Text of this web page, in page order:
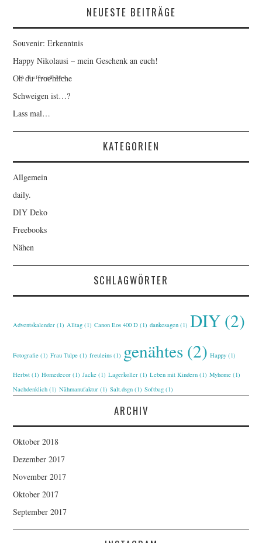
NEUESTE BEITRÄGE
Souvenir: Erkenntnis
Happy Nikolausi – mein Geschenk an euch!
Oͦhͪ dͩuͧ ᶠfͬrͦoͤeͪˡhͥlͨiͪcͤhe
Schweigen ist…?
Lass mal…
KATEGORIEN
Allgemein
daily.
DIY Deko
Freebooks
Nähen
SCHLAGWÖRTER
Adventskalender (1) Alltag (1) Canon Eos 400 D (1) dankesagen (1) DIY (2)
Fotografie (1) Frau Tulpe (1) freuleins (1) genähtes (2) Happy (1)
Herbst (1) Homedecor (1) Jacke (1) Lagerkoller (1) Leben mit Kindern (1) Myhome (1)
Nachdenklich (1) Nähmanufaktur (1) Salt.dsgn (1) Softbag (1)
ARCHIV
Oktober 2018
Dezember 2017
November 2017
Oktober 2017
September 2017